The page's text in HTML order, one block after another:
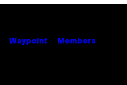
Waypoint Members